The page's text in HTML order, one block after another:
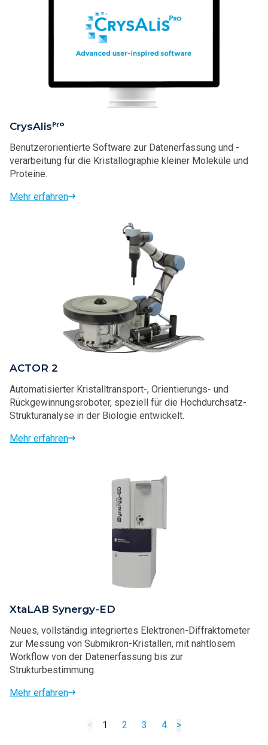
CrysAlisᴾʳᵒ
Benutzerorientierte Software zur Datenerfassung und -
verarbeitung für die Kristallographie kleiner Moleküle und
Proteine.
Mehr erfahren
ACTOR 2
Automatisierter Kristalltransport-, Orientierungs- und
Rückgewinnungsroboter, speziell für die Hochdurchsatz-
Strukturanalyse in der Biologie entwickelt.
Mehr erfahren
XtaLAB Synergy-ED
Neues, vollständig integriertes Elektronen-Diffraktometer
zur Messung von Submikron-Kristallen, mit nahtlosem
Workflow von der Datenerfassung bis zur
Strukturbestimmung.
Mehr erfahren
< 1 2 3 4 >